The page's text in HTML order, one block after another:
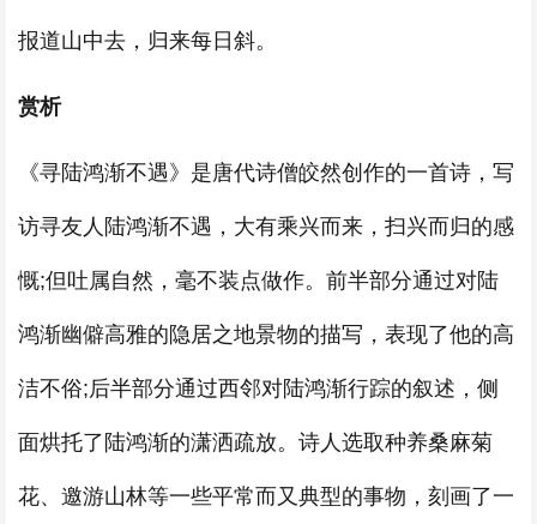
报道山中去，归来每日斜。
赏析
《寻陆鸿渐不遇》是唐代诗僧皎然创作的一首诗，写
访寻友人陆鸿渐不遇，大有乘兴而来，扫兴而归的感
慨;但吐属自然，毫不装点做作。前半部分通过对陆
鸿渐幽僻高雅的隐居之地景物的描写，表现了他的高
洁不俗;后半部分通过西邻对陆鸿渐行踪的叙述，侧
面烘托了陆鸿渐的潇洒疏放。诗人选取种养桑麻菊
花、邀游山林等一些平常而又典型的事物，刻画了一